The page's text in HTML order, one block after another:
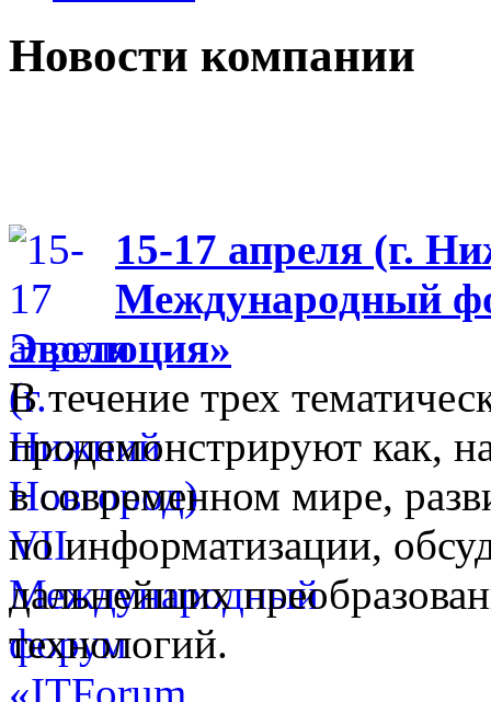
Новости компании
15-17 апреля (г.
Международный
Эволюция»
В течение трех
продемонстрируют как,
в современном мире,
по информатизации,
дальнейших
технологий.